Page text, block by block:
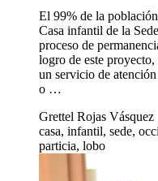
El 99% de la
Casa infantil de la
proceso de
logro de este
un servicio de
o …
Grettel Rojas Vásquez
casa, infantil, sede,
particia, lobo